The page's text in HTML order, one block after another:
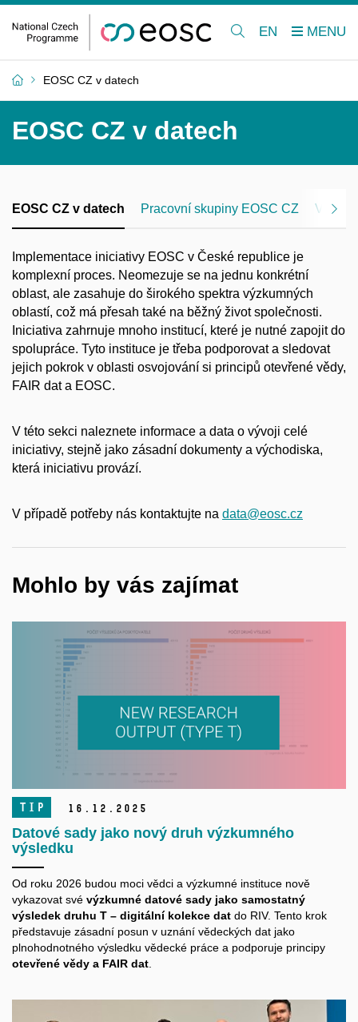
EN
EOSC CZ v datech
EOSC CZ v datech
EOSC CZ v datech Pracovní skupiny EOSC CZ
Implementace iniciativy EOSC v České republice je
komplexní proces. Neomezuje se na jednu konkrétní
oblast, ale zasahuje do širokého spektra výzkumných
oblastí, což má přesah také na běžný život společnosti.
Iniciativa zahrnuje mnoho institucí, které je nutné zapojit do
spolupráce. Tyto instituce je třeba podporovat a sledovat
jejich pokrok v oblasti osvojování si principů otevřené vědy,
FAIR dat a EOSC.
V této sekci naleznete informace a data o vývoji celé
iniciativy, stejně jako zásadní dokumenty a východiska,
která iniciativu provází.
V případě potřeby nás kontaktujte na data@eosc.cz
Mohlo by vás zajímat
TIP 16. 12. 2025
Datové sady jako nový druh výzkumného
výsledku
Od roku 2026 budou moci vědci a výzkumné instituce nově
vykazovat své výzkumné datové sady jako samostatný
výsledek druhu T – digitální kolekce dat do RIV. Tento krok
představuje zásadní posun v uznání vědeckých dat jako
plnohodnotného výsledku vědecké práce a podporuje principy
otevřené vědy a FAIR dat